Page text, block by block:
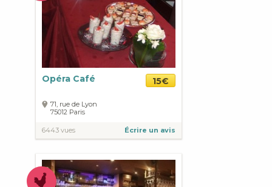
Opéra Café 15€
71, rue de Lyon
75012 Paris
6443 vues Écrire un avis